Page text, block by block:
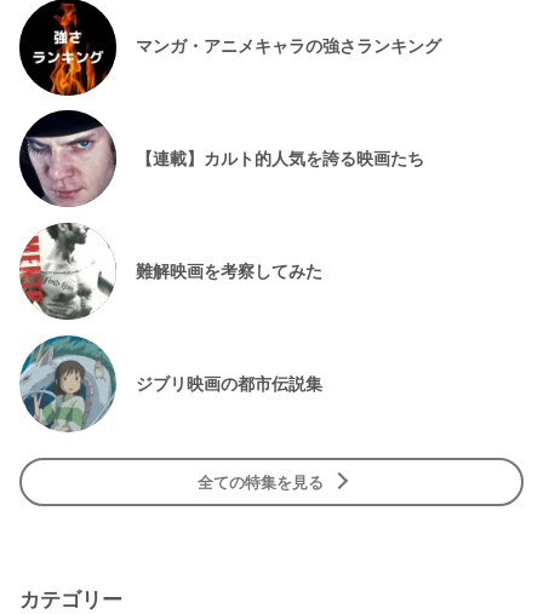
マンガ・アニメキャラの強さランキング
【連載】カルト的人気を誇る映画たち
難解映画を考察してみた
ジブリ映画の都市伝説集
全ての特集を見る
カテゴリー